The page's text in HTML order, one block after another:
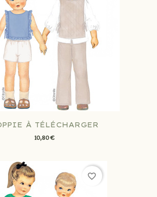
À TÉLÉCHARGER
10,80 €
favorite_border